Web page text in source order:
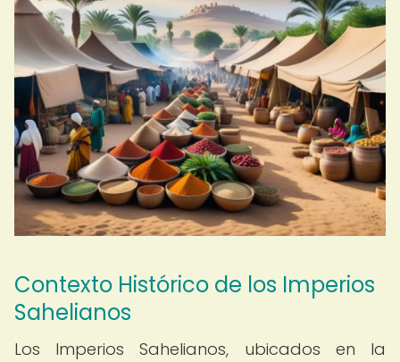
Contexto Histórico de los Imperios
Sahelianos
Los Imperios Sahelianos, ubicados en la